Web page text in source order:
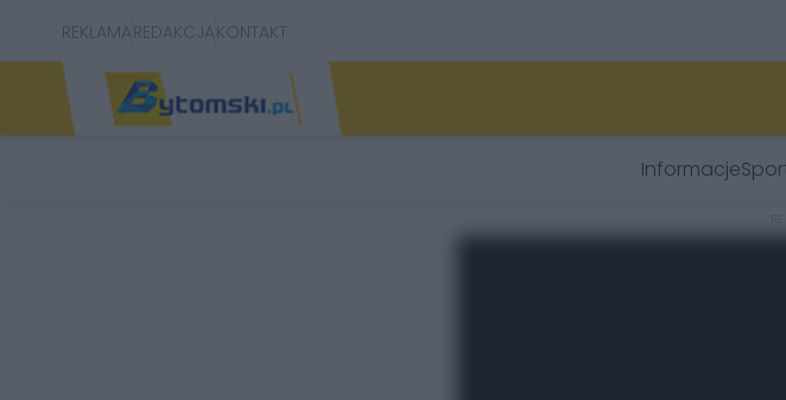
REKLAMAREDAKCJAKONTAKT
Informacje